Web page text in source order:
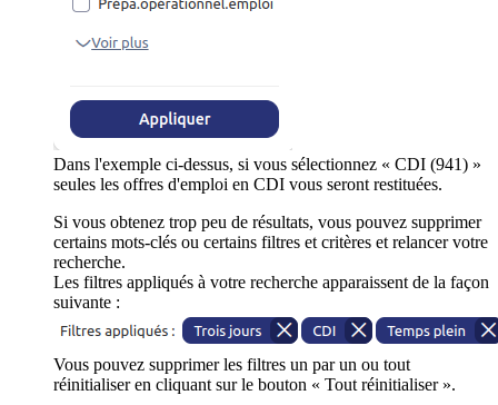
Dans l'exemple ci-dessus, si vous sélectionnez « CDI (941) »
seules les offres d'emploi en CDI vous seront restituées.
Si vous obtenez trop peu de résultats, vous pouvez supprimer
certains mots-clés ou certains filtres et critères et relancer votre
recherche.
Les filtres appliqués à votre recherche apparaissent de la façon
suivante :
Vous pouvez supprimer les filtres un par un ou tout
réinitialiser en cliquant sur le bouton « Tout réinitialiser ».